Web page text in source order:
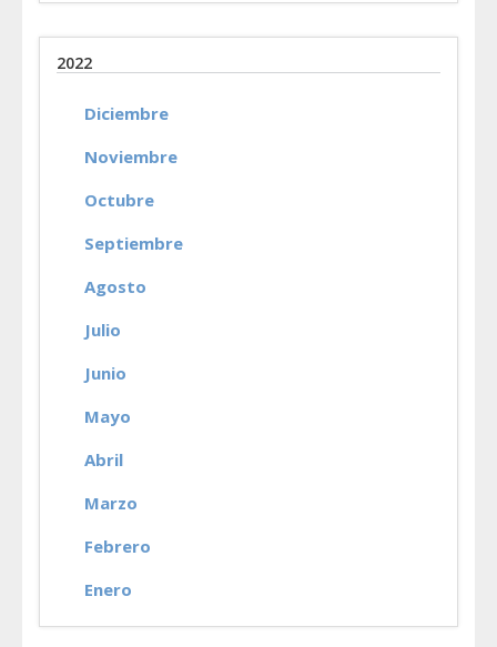
2022
Diciembre
Noviembre
Octubre
Septiembre
Agosto
Julio
Junio
Mayo
Abril
Marzo
Febrero
Enero